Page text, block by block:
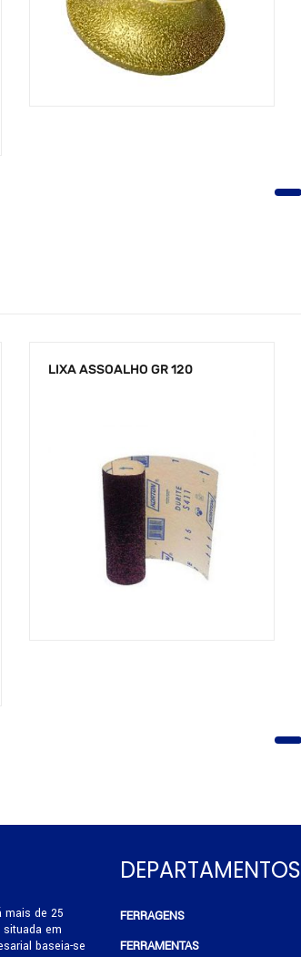
LIXA ASSOALHO GR 120
mais de 25
em
baseia-se
DEPARTAMENTOS
FERRAGENS
FERRAMENTAS